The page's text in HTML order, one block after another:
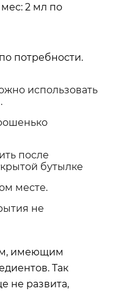
2 мл по
потребности.
использовать
после
бутылке
месте.
не
имеющим
Так
не развита,